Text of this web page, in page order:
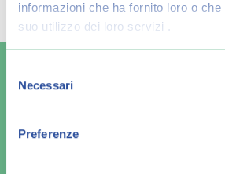
informazioni che ha fornito loro o
suo utilizzo dei loro servizi .
delNecessari
Preferenze
risultato per: